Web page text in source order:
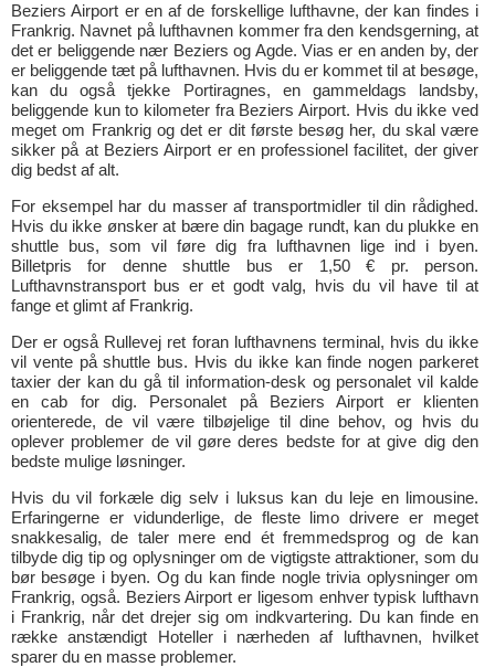
Beziers Airport er en af de forskellige lufthavne, der kan findes i
Frankrig. Navnet på lufthavnen kommer fra den kendsgerning, at
det er beliggende nær Beziers og Agde. Vias er en anden by, der
er beliggende tæt på lufthavnen. Hvis du er kommet til at besøge,
kan du også tjekke Portiragnes, en gammeldags landsby,
beliggende kun to kilometer fra Beziers Airport. Hvis du ikke ved
meget om Frankrig og det er dit første besøg her, du skal være
sikker på at Beziers Airport er en professionel facilitet, der giver
dig bedst af alt.
For eksempel har du masser af transportmidler til din rådighed.
Hvis du ikke ønsker at bære din bagage rundt, kan du plukke en
shuttle bus, som vil føre dig fra lufthavnen lige ind i byen.
Billetpris for denne shuttle bus er 1,50 € pr. person.
Lufthavnstransport bus er et godt valg, hvis du vil have til at
fange et glimt af Frankrig.
Der er også Rullevej ret foran lufthavnens terminal, hvis du ikke
vil vente på shuttle bus. Hvis du ikke kan finde nogen parkeret
taxier der kan du gå til information-desk og personalet vil kalde
en cab for dig. Personalet på Beziers Airport er klienten
orienterede, de vil være tilbøjelige til dine behov, og hvis du
oplever problemer de vil gøre deres bedste for at give dig den
bedste mulige løsninger.
Hvis du vil forkæle dig selv i luksus kan du leje en limousine.
Erfaringerne er vidunderlige, de fleste limo drivere er meget
snakkesalig, de taler mere end ét fremmedsprog og de kan
tilbyde dig tip og oplysninger om de vigtigste attraktioner, som du
bør besøge i byen. Og du kan finde nogle trivia oplysninger om
Frankrig, også. Beziers Airport er ligesom enhver typisk lufthavn
i Frankrig, når det drejer sig om indkvartering. Du kan finde en
række anstændigt Hoteller i nærheden af lufthavnen, hvilket
sparer du en masse problemer.